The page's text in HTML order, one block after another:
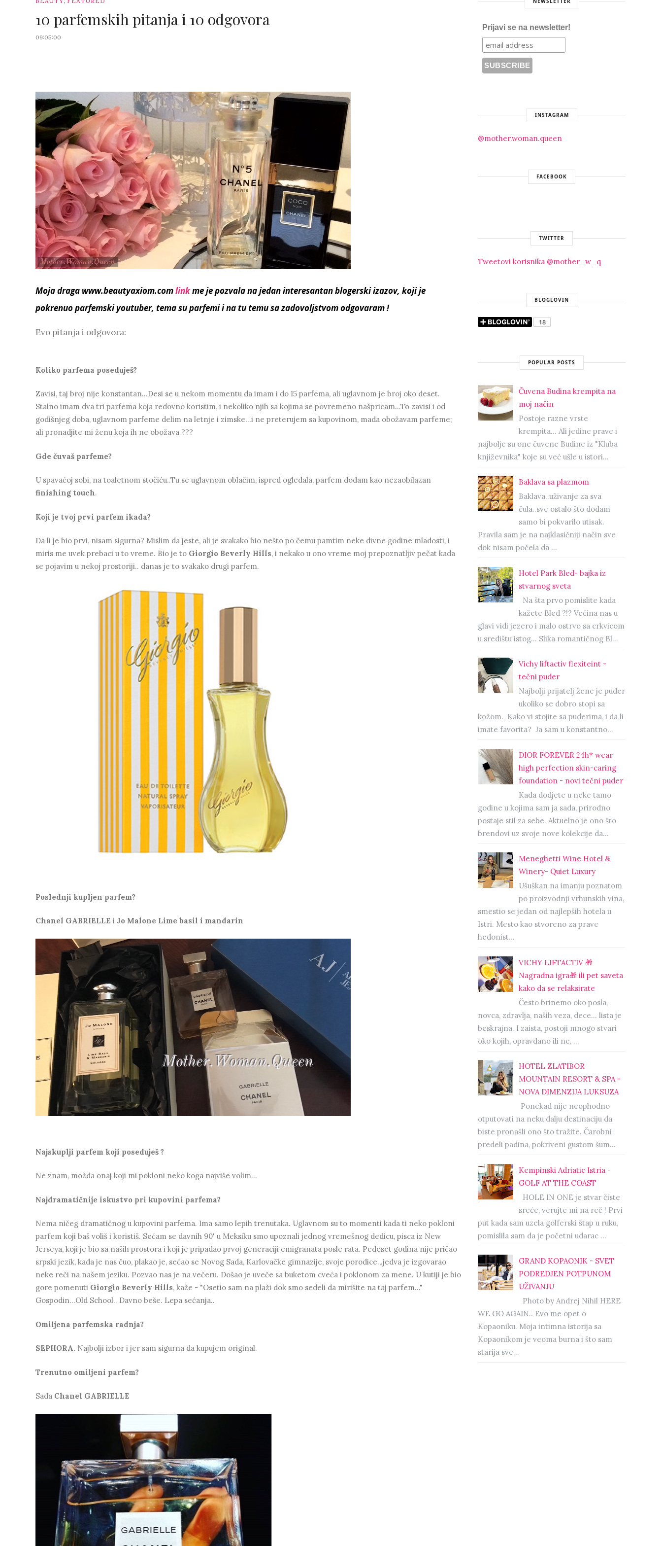
10 parfemskih pitanja i 10 odgovora
09:05:00
Moja draga www.beautyaxiom.comlinkme je pozvala na jedan interesantan blogerski izazov, koji je
pokrenuoparfemski youtuber, tema su parfemi i na tu temu sa zadovoljstvom odgovaram !
Evo pitanja i odgovora:
Koliko parfema poseduješ?
Zavisi, taj broj nije konstantan...Desi se u nekom momentu da imam i do 15 parfema, ali uglavnom je broj oko deset.
Stalno imam dva tri parfema koja redovno koristim, i nekoliko njih sa kojima se povremeno našpricam...To zavisi i od
godišnjeg doba, uglavnom parfeme delim na letnje i zimske...i ne preterujem sa kupovinom, mada obožavam parfeme;
ali pronadjite mi ženu koja ih ne obožava ???
Gde čuvaš parfeme?
U spavaćoj sobi, na toaletnom stočiću..Tu se uglavnom oblačim, ispred ogledala, parfem dodam kao nezaobilazan
finishing touch.
Koji je tvoj prvi parfem ikada?
Da li je bio prvi, nisam sigurna? Mislim da jeste, ali je svakako bio nešto po čemu pamtim neke divne godine mladosti, i
miris me uvek prebaci u to vreme. Bio je to Giorgio Beverly Hills, i nekako u ono vreme moj prepoznatljiv pečat kada
se pojavim u nekoj prostoriji.. danas je to svakako drugi parfem.
Poslednji kupljen parfem?
Chanel GABRIELLE i Jo Malone Lime basil i mandarin
Najskuplji parfem koji poseduješ ?
Ne znam, možda onaj koji mi pokloni neko koga najviše volim...
Najdramatičnije iskustvo pri kupovini parfema?
Nema ničeg dramatičnog u kupovini parfema. Ima samo lepih trenutaka. Uglavnom su to momenti kada ti neko pokloni
parfem koji baš voliš i koristiš. Sećam se davnih 90' u Meksiku smo upoznali jednog vremešnog dedicu, pisca iz New
Jerseya, koji je bio sa naših prostora i koji je pripadao prvoj generaciji emigranata posle rata. Pedeset godina nije pričao
srpski jezik, kada je nas čuo, plakao je, sećao se Novog Sada, Karlovačke gimnazije, svoje porodice.,.jedva je izgovarao
neke reči na našem jeziku. Pozvao nas je na večeru. Došao je uveče sa buketom cveća i poklonom za mene. U kutiji je bio
gore pomenuti Giorgio Beverly Hills, kaže - "Osetio sam na plaži dok smo sedeli da mirišite na taj parfem..."
Gospodin...Old School.. Davno beše. Lepa sećanja..
Omiljena parfemska radnja?
SEPHORA. Najbolji izbor i jer sam sigurna da kupujem original.
Trenutno omiljeni parfem?
Sada Chanel GABRIELLE
Prijavi se na newsletter!
INSTAGRAM
@mother.woman.queen
FACEBOOK
TWITTER
Tweetovi korisnika @mother_w_q
BLOGLOVIN
POPULAR POSTS
Čuvena Budina krempita na
moj način
Postoje razne vrste
krempita... Ali jedine prave i
najbolje su one čuvene Budine iz "Kluba
književnika" koje su već ušle u istori...
Baklava sa plazmom
Baklava..uživanje za sva
čula..sve ostalo što dodam
samo bi pokvarilo utisak.
Pravila sam je na najklasičniji način sve
dok nisam počela da ...
Hotel Park Bled- bajka iz
stvarnog sveta
Na šta prvo pomislite kada
kažete Bled ?!? Većina nas u
glavi vidi jezero i malo ostrvo sa crkvicom
u središtu istog… Slika romantičnog Bl...
Vichy liftactiv flexiteint -
tečni puder
Najbolji prijatelj žene je puder
ukoliko se dobro stopi sa
kožom. Kako vi stojite sa puderima, i da li
imate favorita? Ja sam u konstantno...
DIOR FOREVER 24h* wear
high perfection skin-caring
foundation - novi tečni puder
Kada dodjete u neke tamo
godine u kojima sam ja sada, prirodno
postaje stil za sebe. Aktuelno je ono što
brendovi uz svoje nove kolekcije da...
Meneghetti Wine Hotel &
Winery- Quiet Luxury
Ušuškan na imanju poznatom
po proizvodnji vrhunskih vina,
smestio se jedan od najlepših hotela u
Istri. Mesto kao stvoreno za prave
hedonist...
VICHY LIFTACTIV 🎁
Nagradna igra🎁 ili pet saveta
kako da se relaksirate
Često brinemo oko posla,
novca, zdravlja, naših veza, dece… lista je
beskrajna. I zaista, postoji mnogo stvari
oko kojih, opravdano ili ne, ...
HOTEL ZLATIBOR
MOUNTAIN RESORT & SPA -
NOVA DIMENZIJA LUKSUZA
Ponekad nije neophodno
otputovati na neku dalju destinaciju da
biste pronašli ono što tražite. Čarobni
predeli padina, pokriveni gustom šum...
Kempinski Adriatic Istria -
GOLF AT THE COAST
HOLE IN ONE je stvar čiste
sreće, verujte mi na reč ! Prvi
put kada sam uzela golferski štap u ruku,
pomislila sam da je početni udarac ...
GRAND KOPAONIK - SVET
PODREDJEN POTPUNOM
UŽIVANJU
Photo by Andrej Nihil HERE
WE GO AGAIN.. Evo me opet o
Kopaoniku. Moja intimna istorija sa
Kopaonikom je veoma burna i što sam
starija sve...